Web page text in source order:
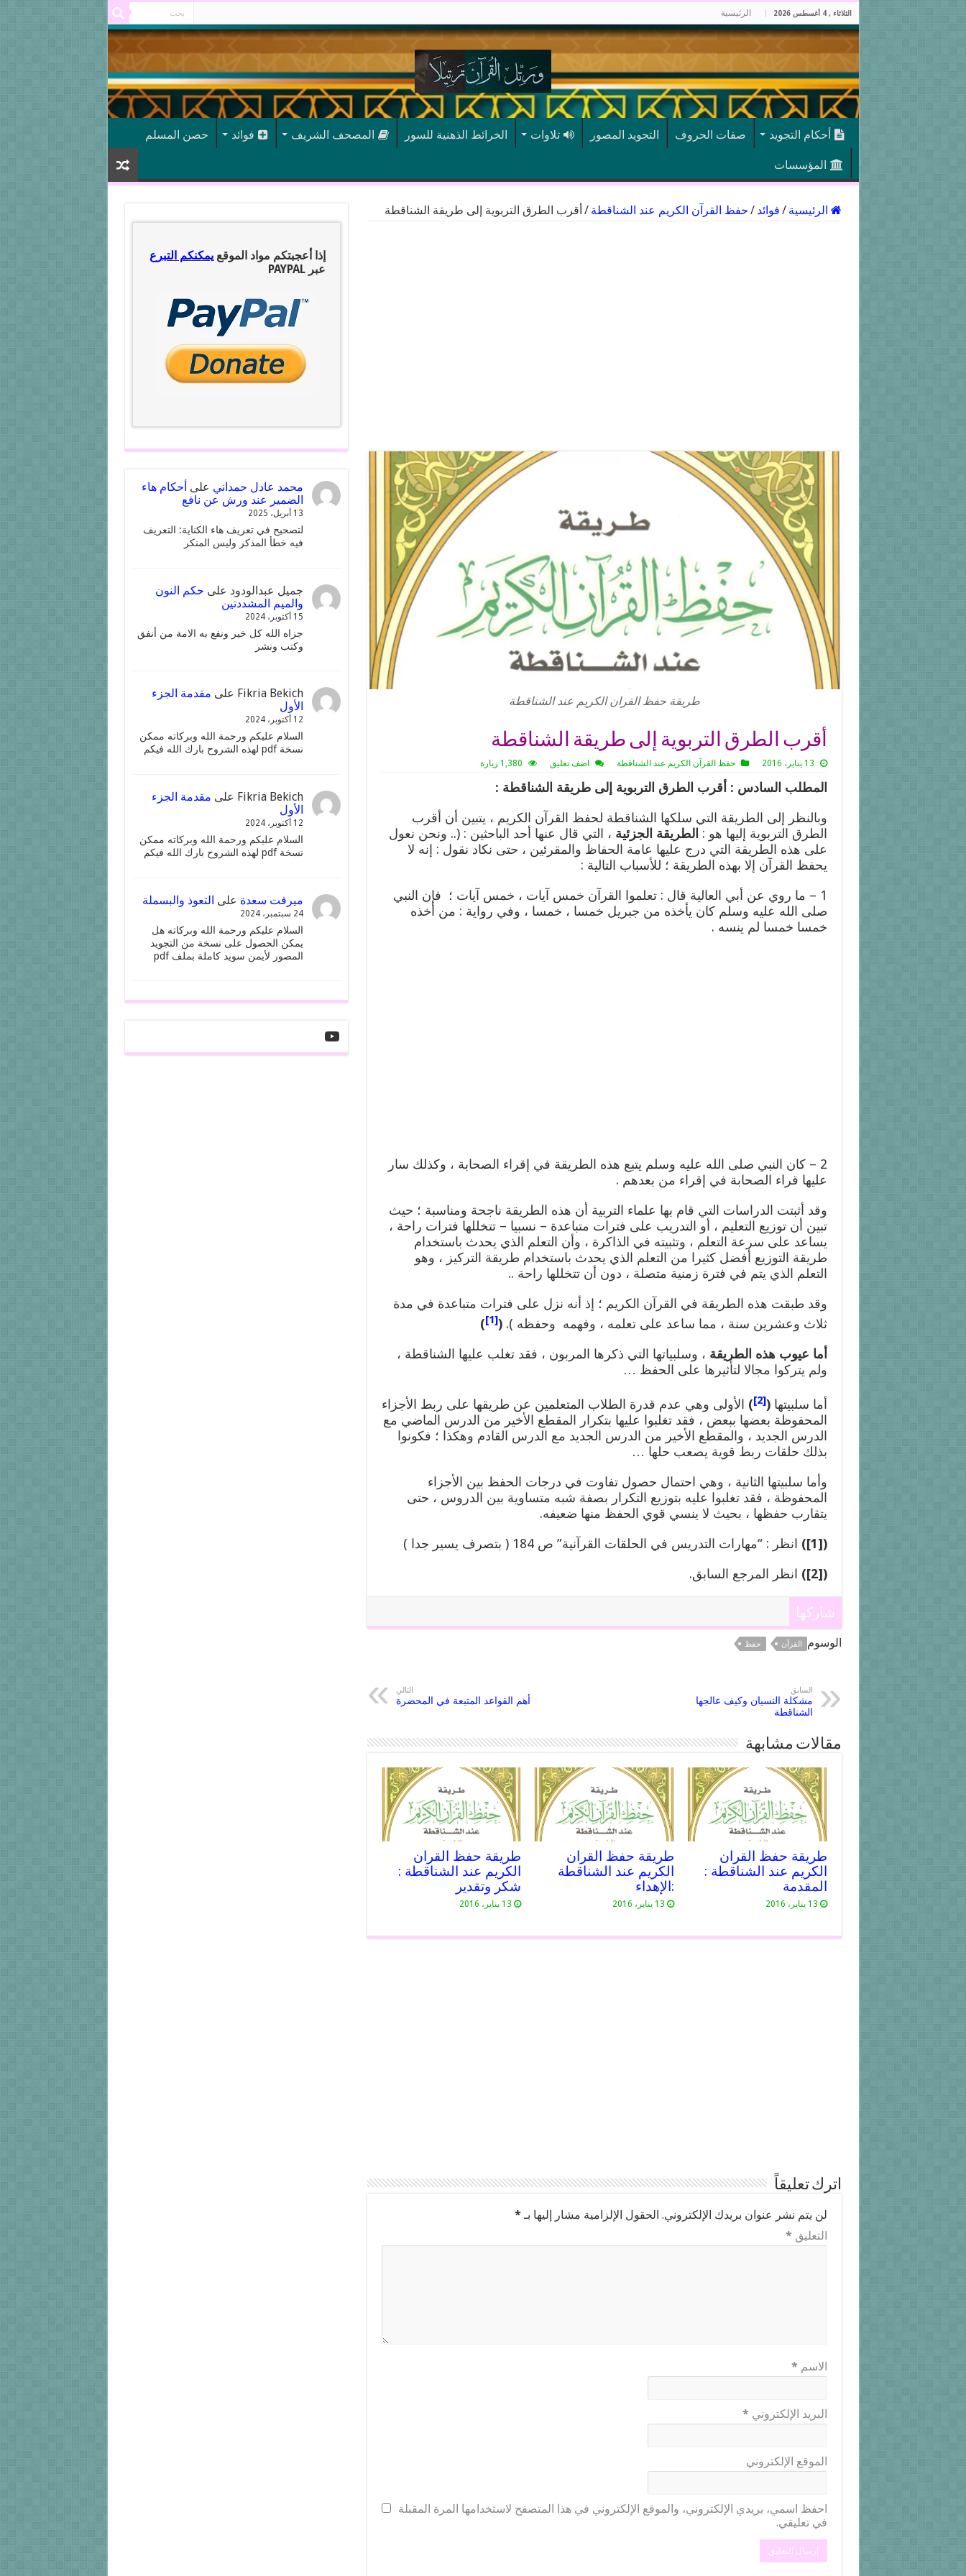
الثلاثاء , 4 أغسطس 2026 الرئيسية
أحكام التجويد صفات الحروف التجويد المصور تلاوات الخرائط الذهنية للسور المصحف الشريف فوائد حصن المسلم
المؤسسات
الرئيسية / فوائد / حفظ القرآن الكريم عند الشناقطة / أقرب الطرق التربوية إلى طريقة الشناقطة
طريقة حفظ القران الكريم عند الشناقطة
أقرب الطرق التربوية إلى طريقة الشناقطة
13 يناير، 2016 حفظ القرآن الكريم عند الشناقطة اضف تعليق 1,380 زيارة
المطلب السادس : أقرب الطرق التربوية إلى طريقة الشناقطة :
وبالنظر إلى الطريقة التي سلكها الشناقطة لحفظ القرآن الكريم ، يتبين أن أقرب
الطرق التربوية إليها هو : الطريقة الجزئية ، التي قال عنها أحد الباحثين : (.. ونحن نعول
على هذه الطريقة التي درج عليها عامة الحفاظ والمقرئين ، حتى نكاد نقول : إنه لا
يحفظ القرآن إلا بهذه الطريقة ؛ للأسباب التالية :
1 – ما روي عن أبي العالية قال : تعلموا القرآن خمس آيات ، خمس آيات ؛ فإن النبي
صلى الله عليه وسلم كان يأخذه من جبريل خمسا ، خمسا ، وفي رواية : من أخذه
خمسا خمسا لم ينسه .
2 – كان النبي صلى الله عليه وسلم يتبع هذه الطريقة في إقراء الصحابة ، وكذلك سار
عليها قراء الصحابة في إقراء من بعدهم .
وقد أثبتت الدراسات التي قام بها علماء التربية أن هذه الطريقة ناجحة ومناسبة ؛ حيث
تبين أن توزيع التعليم ، أو التدريب على فترات متباعدة – نسبيا – تتخللها فترات راحة ،
يساعد على سرعة التعلم ، وتثبيته في الذاكرة ، وأن التعلم الذي يحدث باستخدام
طريقة التوزيع أفضل كثيرا من التعلم الذي يحدث باستخدام طريقة التركيز ، وهو
التعلم الذي يتم في فترة زمنية متصلة ، دون أن تتخللها راحة ..
وقد طبقت هذه الطريقة في القرآن الكريم ؛ إذ أنه نزل على فترات متباعدة في مدة
ثلاث وعشرين سنة ، مما ساعد على تعلمه ، وفهمه وحفظه ). (
[1]
)
أما عيوب هذه الطريقة ، وسلبياتها التي ذكرها المربون ، فقد تغلب عليها الشناقطة ،
ولم يتركوا مجالا لتأثيرها على الحفظ …
أما سلبيتها(
[2]
) الأولى وهي عدم قدرة الطلاب المتعلمين عن طريقها على ربط الأجزاء
المحفوظة بعضها ببعض ، فقد تغلبوا عليها بتكرار المقطع الأخير من الدرس الماضي مع
الدرس الجديد ، والمقطع الأخير من الدرس الجديد مع الدرس القادم وهكذا ؛ فكونوا
بذلك حلقات ربط قوية يصعب حلها …
وأما سلبيتها الثانية ، وهي احتمال حصول تفاوت في درجات الحفظ بين الأجزاء
المحفوظة ، فقد تغلبوا عليه بتوزيع التكرار بصفة شبه متساوية بين الدروس ، حتى
يتقارب حفظها ، بحيث لا ينسي قوي الحفظ منها ضعيفه.
(
[1]
) انظر : “مهارات التدريس في الحلقات القرآنية” ص 184 ( بتصرف يسير جدا )
(
[2]
) انظر المرجع السابق.
شاركها
الوسوم القرآن حفظ
السابق
مشكلة النسيان وكيف عالجها
الشناقطة
التالي
أهم القواعد المتبعة في المحضرة
مقالات مشابهة
طريقة حفظ القران
الكريم عند الشناقطة :
المقدمة
13 يناير، 2016
طريقة حفظ القران
الكريم عند الشناقطة
:الإهداء
13 يناير، 2016
طريقة حفظ القران
الكريم عند الشناقطة :
شكر وتقدير
13 يناير، 2016
اترك تعليقاً
لن يتم نشر عنوان بريدك الإلكتروني. الحقول الإلزامية مشار إليها بـ*
التعليق *
الاسم *
البريد الإلكتروني *
الموقع الإلكتروني
احفظ اسمي، بريدي الإلكتروني، والموقع الإلكتروني في هذا المتصفح لاستخدامها المرة المقبلة
في تعليقي.
إذا أعجبتكم مواد الموقع يمكنكم التبرع
عبر PAYPAL
محمد عادل حمداني على أحكام هاء
الضمير عند ورش عن نافع
13 أبريل، 2025
لتصحيح في تعريف هاء الكناية: التعريف
فيه خطأ المذكر وليس المنكر
جميل عبدالودود على حكم النون
والميم المشددتين
15 أكتوبر، 2024
جزاه الله كل خير ونفع به الامة من أنفق
وكتب ونشر
Fikria Bekich على مقدمة الجزء
الأول
12 أكتوبر، 2024
السلام عليكم ورحمة الله وبركاته ممكن
نسخة pdf لهذه الشروح بارك الله فيكم
Fikria Bekich على مقدمة الجزء
الأول
12 أكتوبر، 2024
السلام عليكم ورحمة الله وبركاته ممكن
نسخة pdf لهذه الشروح بارك الله فيكم
ميرفت سعدة على التعوذ والبسملة
24 سبتمبر، 2024
السلام عليكم ورحمة الله وبركاته هل
يمكن الحصول على نسخة من التجويد
المصور لأيمن سويد كاملة بملف pdf